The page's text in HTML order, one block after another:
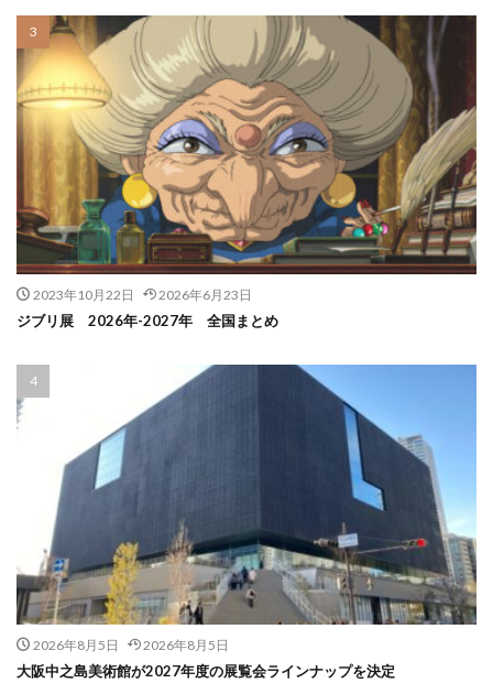
2023年10月22日 2026年6月23日
ジブリ展 2026年-2027年 全国まとめ
2026年8月5日 2026年8月5日
大阪中之島美術館が2027年度の展覧会ラインナップを決定